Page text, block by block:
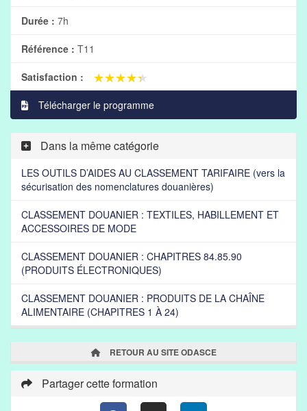
Durée : 7h
Référence : T11
Satisfaction : ★★★★★
★★★★★
Télécharger le programme
Dans la même catégorie
LES OUTILS D’AIDES AU CLASSEMENT TARIFAIRE (vers la
sécurisation des nomenclatures douanières)
CLASSEMENT DOUANIER : TEXTILES, HABILLEMENT ET
ACCESSOIRES DE MODE
CLASSEMENT DOUANIER : CHAPITRES 84.85.90
(PRODUITS ÉLECTRONIQUES)
CLASSEMENT DOUANIER : PRODUITS DE LA CHAÎNE
ALIMENTAIRE (CHAPITRES 1 À 24)
RETOUR AU SITE ODASCE
Partager cette formation